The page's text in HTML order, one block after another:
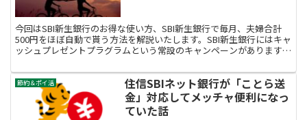
今回はSBI新生銀行のお得な使い方、SBI新生銀行で毎月、夫婦合計
500円をほぼ自動で貰う方法を解説いたします。SBI新生銀行にはキャ
ッシュプレゼントプラグラムという常設のキャンペーンがあります。
キャンペーンで、貰える現金の金額は自分のお客様ランクにより変わ
ります。
節約＆ポイ活
住信SBIネット銀行が「ことら送
金」対応してメッチャ便利になっ
ていた話